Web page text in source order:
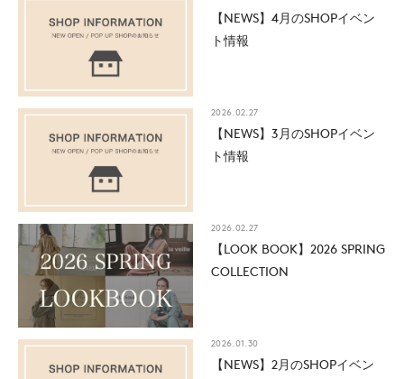
【NEWS】4月のSHOPイベン
ト情報
2026.02.27
【NEWS】3月のSHOPイベン
ト情報
2026.02.27
【LOOK BOOK】2026 SPRING
COLLECTION
2026.01.30
【NEWS】2月のSHOPイベン